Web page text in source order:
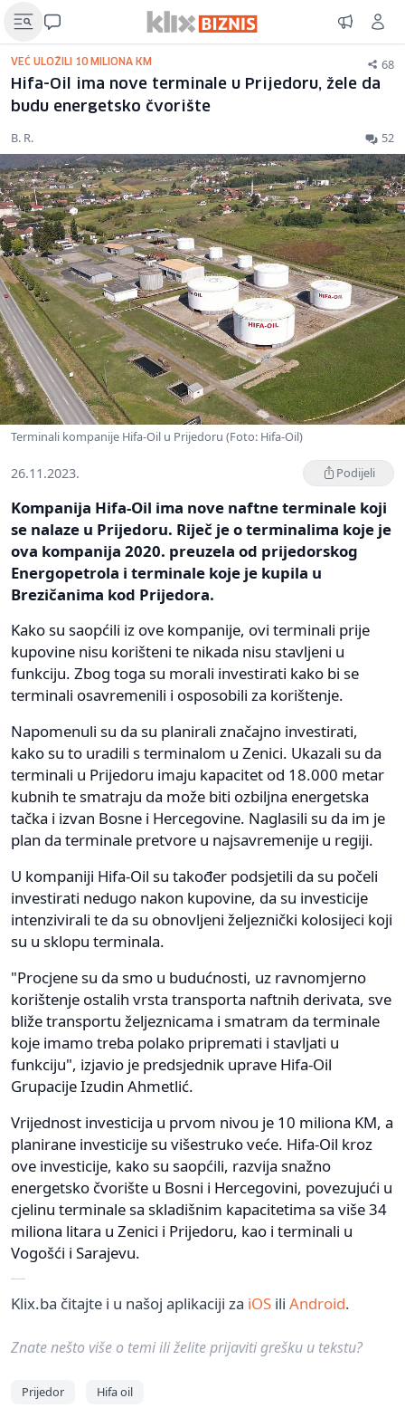
VEĆ ULOŽILI 10 MILIONA KM 68
Hifa-Oil ima nove terminale u Prijedoru, žele da
budu energetsko čvorište
B. R. 52
Terminali kompanije Hifa-Oil u Prijedoru (Foto: Hifa-Oil)
26.11.2023. Podijeli
Kompanija Hifa-Oil ima nove naftne terminale koji
se nalaze u Prijedoru. Riječ je o terminalima koje je
ova kompanija 2020. preuzela od prijedorskog
Energopetrola i terminale koje je kupila u
Brezičanima kod Prijedora.
Kako su saopćili iz ove kompanije, ovi terminali prije
kupovine nisu korišteni te nikada nisu stavljeni u
funkciju. Zbog toga su morali investirati kako bi se
terminali osavremenili i osposobili za korištenje.
Napomenuli su da su planirali značajno investirati,
kako su to uradili s terminalom u Zenici. Ukazali su da
terminali u Prijedoru imaju kapacitet od 18.000 metar
kubnih te smatraju da može biti ozbiljna energetska
tačka i izvan Bosne i Hercegovine. Naglasili su da im je
plan da terminale pretvore u najsavremenije u regiji.
U kompaniji Hifa-Oil su također podsjetili da su počeli
investirati nedugo nakon kupovine, da su investicije
intenzivirali te da su obnovljeni željeznički kolosijeci koji
su u sklopu terminala.
"Procjene su da smo u budućnosti, uz ravnomjerno
korištenje ostalih vrsta transporta naftnih derivata, sve
bliže transportu željeznicama i smatram da terminale
koje imamo treba polako pripremati i stavljati u
funkciju", izjavio je predsjednik uprave Hifa-Oil
Grupacije Izudin Ahmetlić.
Vrijednost investicija u prvom nivou je 10 miliona KM, a
planirane investicije su višestruko veće. Hifa-Oil kroz
ove investicije, kako su saopćili, razvija snažno
energetsko čvorište u Bosni i Hercegovini, povezujući u
cjelinu terminale sa skladišnim kapacitetima sa više 34
miliona litara u Zenici i Prijedoru, kao i terminali u
Vogošći i Sarajevu.
Klix.ba čitajte i u našoj aplikaciji za iOS ili Android.
Znate nešto više o temi ili želite prijaviti grešku u tekstu?
Prijedor Hifa oil